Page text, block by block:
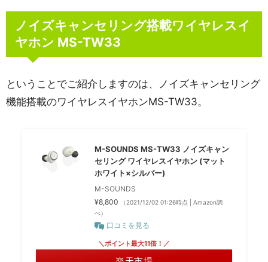
ノイズキャンセリング搭載ワイヤレスイ
ヤホン MS-TW33
ということでご紹介しますのは、ノイズキャンセリング
機能搭載のワイヤレスイヤホンMS-TW33。
M-SOUNDS MS-TW33 ノイズキャン
セリング ワイヤレスイヤホン (マット
ホワイト×シルバー)
M-SOUNDS
¥8,800
（2021/12/02 01:26時点 | Amazon調
べ）
口コミを見る
＼ポイント最大11倍！／